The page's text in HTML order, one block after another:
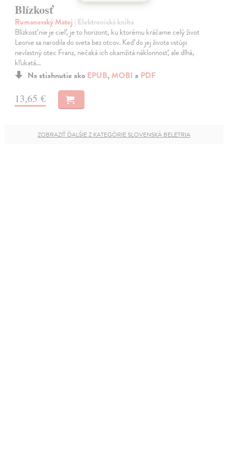
Blízkosť
Rumanovský Matej | Elektronická kniha
Blízkosť nie je cieľ, je to horizont, ku ktorému kráčame celý život
Leonie sa narodila do sveta bez otcov. Keď do jej života vstúpi
nevlastný otec Franz, nečaká ich okamžitá náklonnosť, ale dlhá,
kľukatá…
Na stiahnutie ako EPUB, MOBI a PDF
13,65 €
ZOBRAZIŤ ĎALŠIE Z KATEGÓRIE SLOVENSKÁ BELETRIA